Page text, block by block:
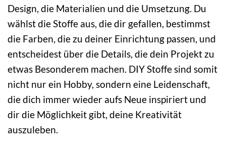
Design, die Materialien und die Umsetzung. Du
wählst die Stoffe aus, die dir gefallen, bestimmst
die Farben, die zu deiner Einrichtung passen, und
entscheidest über die Details, die dein Projekt zu
etwas Besonderem machen. DIY Stoffe sind somit
nicht nur ein Hobby, sondern eine Leidenschaft,
die dich immer wieder aufs Neue inspiriert und
dir die Möglichkeit gibt, deine Kreativität
auszuleben.